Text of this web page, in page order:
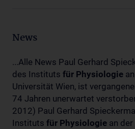
News
...Alle News Paul Gerhard
des Instituts für Physiologie
Universität Wien, ist
74 Jahren unerwartet
2012) Paul Gerhard
Instituts für Physiologie an